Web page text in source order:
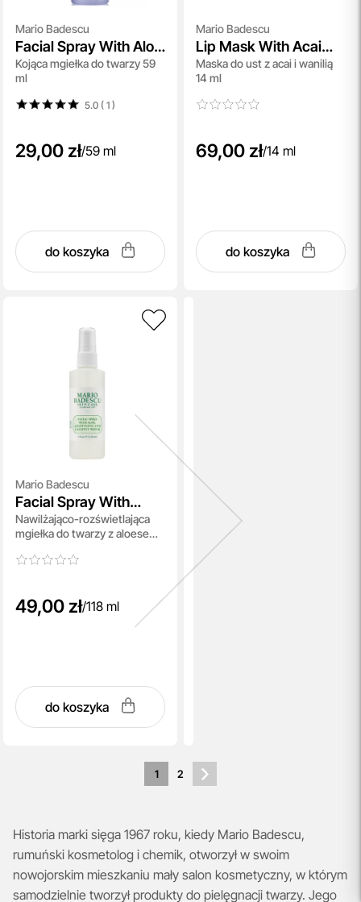
Mario Badescu
Facial Spray With Aloe
Chamomile And
Lavender
Kojąca mgiełka do twarzy 59
ml
5.0 ( 1)
29,00 zł/59 ml
do koszyka
Mario Badescu
Lip Mask With Acai
And Vanilla
Maska do ust z acai i wanilią
14 ml
69,00 zł/14 ml
do koszyka
Mario Badescu
Facial Spray With
Aloe, Adaptogens and
Coconut Water
Nawilżająco-rozświetlająca
mgiełka do twarzy z aloesem,
kokosową 118 ml
49,00 zł/118 ml
do koszyka
1 2
Historia marki sięga 1967 roku, kiedy Mario Badescu,
rumuński kosmetolog i chemik, otworzył w swoim
nowojorskim mieszkaniu mały salon kosmetyczny, w którym
samodzielnie tworzył produkty do pielęgnacji twarzy. Jego